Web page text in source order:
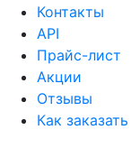
Контакты
API
Прайс-лист
Акции
Отзывы
Как заказать